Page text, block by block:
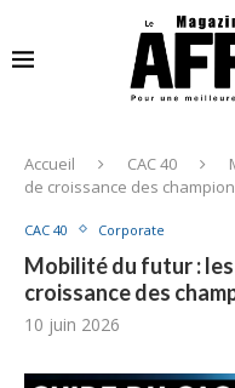
Accueil CAC 40
de croissance des
CAC 40 Corporate
Mobilité du futur :
croissance des
10 juin 2026